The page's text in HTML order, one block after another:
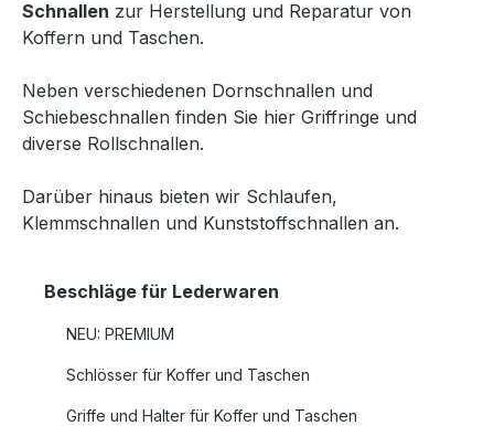
Schnallen zur Herstellung und Reparatur von
Koffern und Taschen.
Neben verschiedenen Dornschnallen und
Schiebeschnallen finden Sie hier Griffringe und
diverse Rollschnallen.
Darüber hinaus bieten wir Schlaufen,
Klemmschnallen und Kunststoffschnallen an.
Beschläge für Lederwaren
NEU: PREMIUM
Schlösser für Koffer und Taschen
Griffe und Halter für Koffer und Taschen